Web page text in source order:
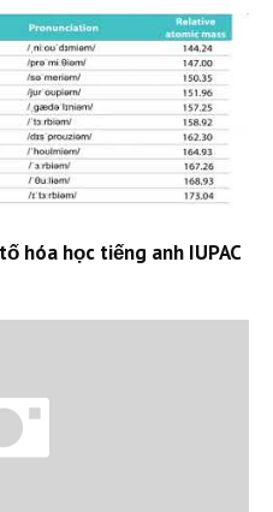
hóa học tiếng anh IUPAC